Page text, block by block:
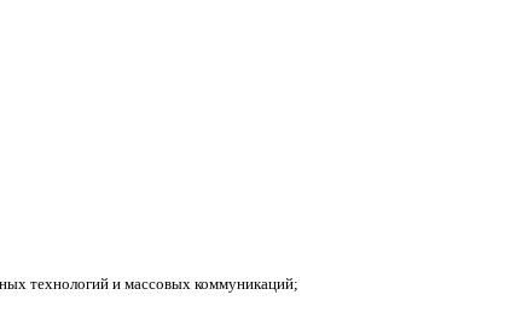
технологий и массовых коммуникаций;